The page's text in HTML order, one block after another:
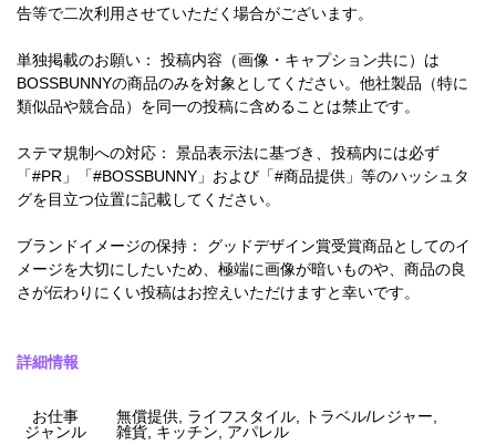
告等で二次利用させていただく場合がございます。
単独掲載のお願い： 投稿内容（画像・キャプション共に）は
BOSSBUNNYの商品のみを対象としてください。他社製品（特に
類似品や競合品）を同一の投稿に含めることは禁止です。
ステマ規制への対応： 景品表示法に基づき、投稿内には必ず
「#PR」「#BOSSBUNNY」および「#商品提供」等のハッシュタ
グを目立つ位置に記載してください。
ブランドイメージの保持： グッドデザイン賞受賞商品としてのイ
メージを大切にしたいため、極端に画像が暗いものや、商品の良
さが伝わりにくい投稿はお控えいただけますと幸いです。
詳細情報
お仕事
ジャンル
無償提供, ライフスタイル, トラベル/レジャー,
雑貨, キッチン, アパレル